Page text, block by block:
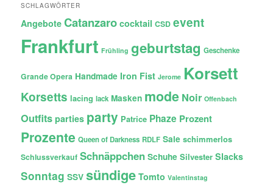
SCHLAGWÖRTER
Angebote Catanzaro cocktail CSD event
Frankfurt Frühling geburtstag Geschenke
Grande Opera Handmade Iron Fist Jerome Korsett
Korsetts lacing lack Masken mode Noir Offenbach
Outfits parties party Patrice Phaze Prozent
Prozente Queen of Darkness RDLF Sale schimmerlos
Schlussverkauf Schnäppchen Schuhe Silvester Slacks
Sonntag SSV sündige Tomto Valentinstag